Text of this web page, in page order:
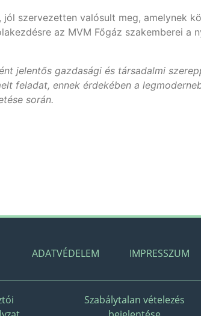
szervezetten valósult meg, amelynek
az MVM Főgáz szakemberei a
jelentős gazdasági és társadalmi
feladat, ennek érdekében a
során.
ADATVÉDELEM IMPRESSZUM
Szabálytalan vételezés